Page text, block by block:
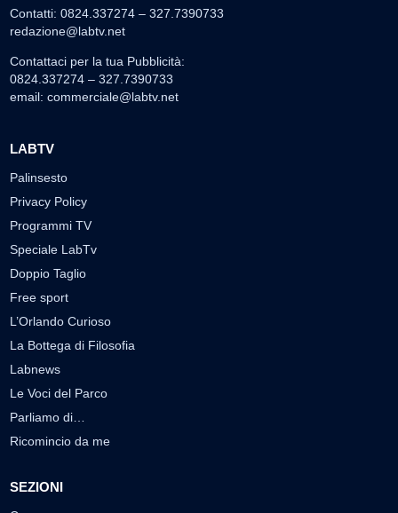
Contatti: 0824.337274 – 327.7390733
redazione@labtv.net
Contattaci per la tua Pubblicità:
0824.337274 – 327.7390733
email: commerciale@labtv.net
LABTV
Palinsesto
Privacy Policy
Programmi TV
Speciale LabTv
Doppio Taglio
Free sport
L’Orlando Curioso
La Bottega di Filosofia
Labnews
Le Voci del Parco
Parliamo di…
Ricomincio da me
SEZIONI